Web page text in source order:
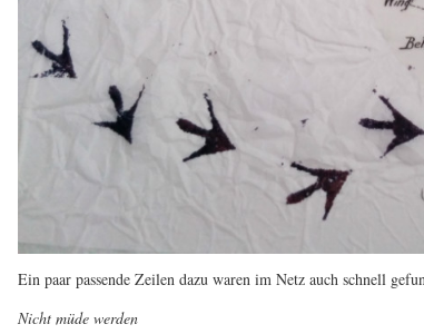
Ein paar passende Zeilen dazu waren im Netz auch schnell
Nicht müde werden